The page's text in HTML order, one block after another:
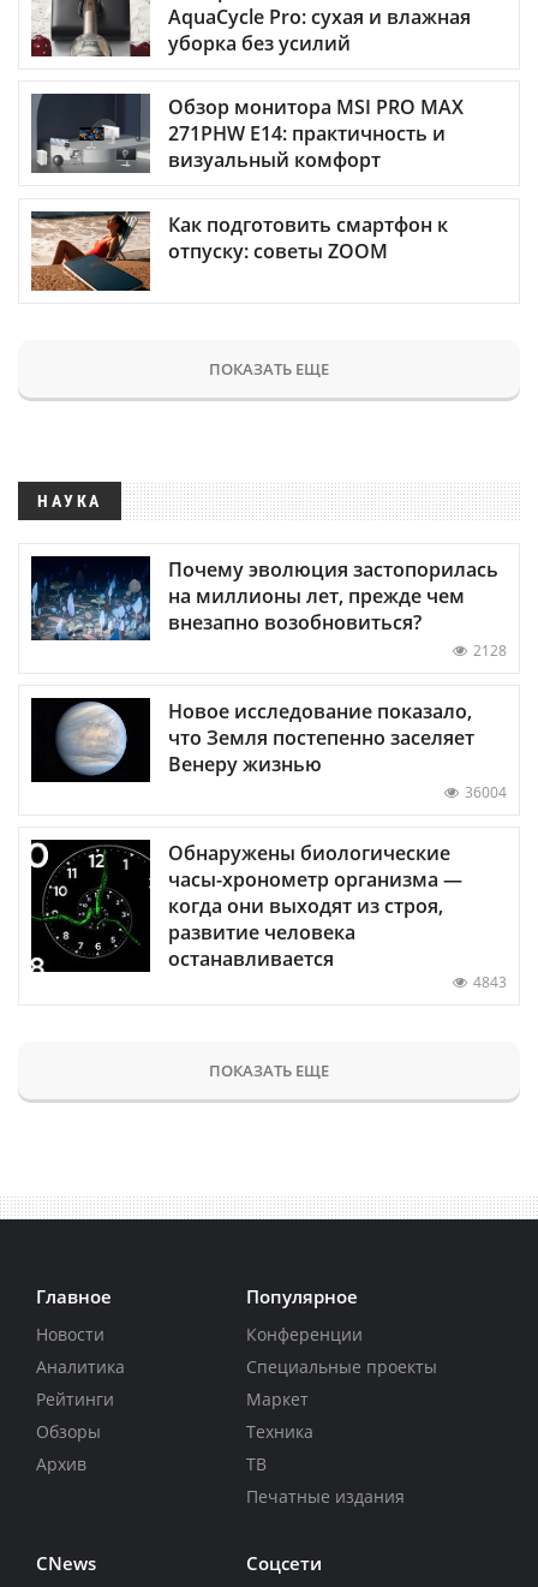
AquaCycle Pro: сухая и влажная
уборка без усилий
Обзор монитора MSI PRO MAX
271PHW E14: практичность и
визуальный комфорт
Как подготовить смартфон к
отпуску: советы ZOOM
ПОКАЗАТЬ ЕЩЕ
НАУКА
Почему эволюция застопорилась
на миллионы лет, прежде чем
внезапно возобновиться?
2128
Новое исследование показало,
что Земля постепенно заселяет
Венеру жизнью
36004
Обнаружены биологические
часы-хронометр организма —
когда они выходят из строя,
развитие человека
останавливается
4843
ПОКАЗАТЬ ЕЩЕ
Главное
Новости
Аналитика
Рейтинги
Обзоры
Архив
Популярное
Конференции
Специальные проекты
Маркет
Техника
ТВ
Печатные издания
CNews Соцсети